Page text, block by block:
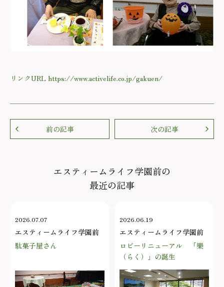
リンクURL https://www.activelife.co.jp/gakuen/
前の記事 次の記事
エスティームライフ学園前の
最近の記事
2026.07.07
エスティームライフ学園前
駄菓子屋さん
2026.06.19
エスティームライフ学園前
ロビーリニューアル 「樂
（らく）」の誕生